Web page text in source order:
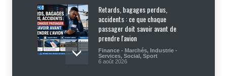
Retards, bagages perdus,
accidents : ce que chaque
passager doit savoir avant de
prendre l'avion
Finance - Marchés, Industrie -
Services, Social, Sport
6 août 2026